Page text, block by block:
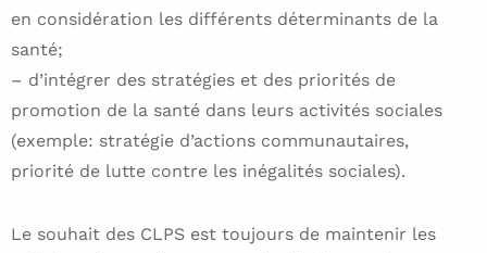
en considération les différents déterminants de la
santé;
– d’intégrer des stratégies et des priorités de
promotion de la santé dans leurs activités sociales
(exemple: stratégie d’actions communautaires,
priorité de lutte contre les inégalités sociales).
Le souhait des CLPS est toujours de maintenir les